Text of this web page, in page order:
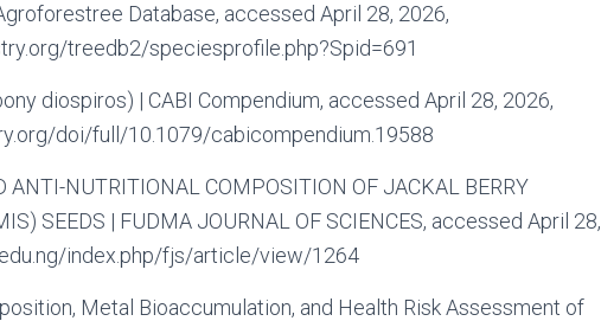
Database, accessed April 28, 2026,
treedb2/speciesprofile.php?Spid=691
diospiros) | CABI Compendium, accessed April 28, 2026,
doi/full/10.1079/cabicompendium.19588
ANTI-NUTRITIONAL COMPOSITION OF JACKAL BERRY
SEEDS | FUDMA JOURNAL OF SCIENCES, accessed April 28,
index.php/fjs/article/view/1264
Metal Bioaccumulation, and Health Risk Assessment of